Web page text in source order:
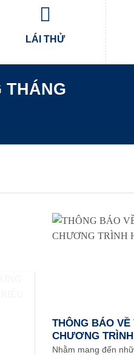
LÁI THỬ
THÁNG
THÔNG BÁO
CHƯƠNG
Nhằm mang đến